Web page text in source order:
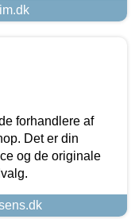
forhandlere af
Det er din
og de originale